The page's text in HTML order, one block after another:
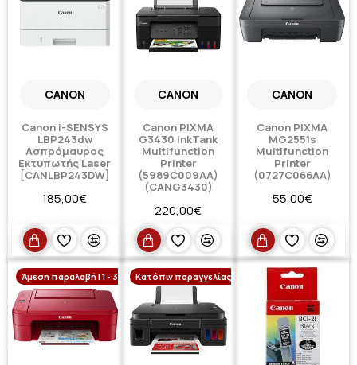
CANON
Canon i-SENSYS
LBP243dw
Ασπρόμαυρος
Εκτυπωτής Laser
[CANLBP243DW]
185,00€
CANON
Canon PIXMA
G3430 InkTank
Multifunction
Printer
(5989C009AA)
(CANG3430)
220,00€
CANON
Canon PIXMA
MG2551s
Multifunction
Printer
(0727C066AA)
55,00€
Άμεση παραλαβή | 1 - 3 ημέρεςΚατόπιν παραγγελίας